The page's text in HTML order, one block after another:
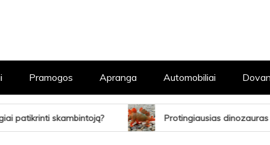
Pramogos Apranga Automobiliai
Protingiausias dinozauras (ir dar 9 gudrūs